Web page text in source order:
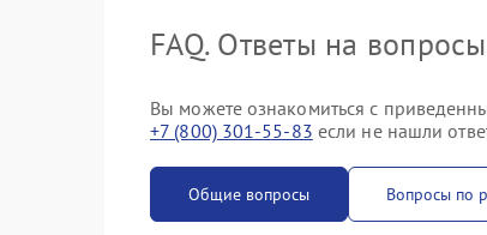
FAQ. Ответы на вопросы
Вы можете ознакомиться с
+7 (800) 301-55-83 если не нашли
Общие вопросы Вопросы по